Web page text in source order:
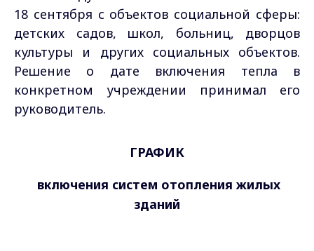
18 сентября с объектов социальной сферы:
детских садов, школ, больниц, дворцов
культуры и других социальных объектов.
Решение о дате включения тепла в
конкретном учреждении принимал его
руководитель.
ГРАФИК
включения систем отопления жилых
зданий